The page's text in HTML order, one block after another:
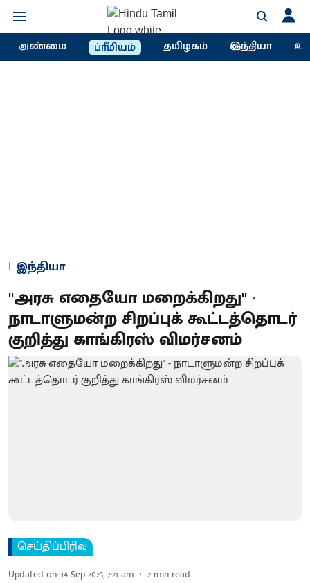
அண்மை ப்ரீமியம் தமிழகம் இந்தியா
இந்தியா
''அரசு எதையோ மறைக்கிறது'' -
நாடாளுமன்ற சிறப்புக் கூட்டத்தொடர்
குறித்து காங்கிரஸ் விமர்சனம்
செய்திப்பிரிவு
Updated on:14 Sep 2023, 7:21 am 2 min read